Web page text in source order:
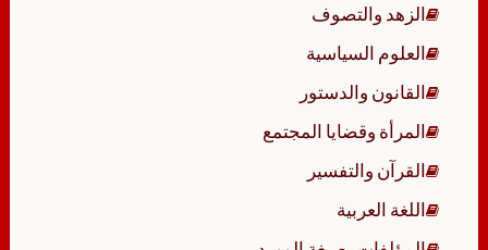
الزهد والتصوف
العلوم السياسية
القانون والدستور
المرأة وقضايا المجتمع
القرآن والتفسير
اللغة العربية